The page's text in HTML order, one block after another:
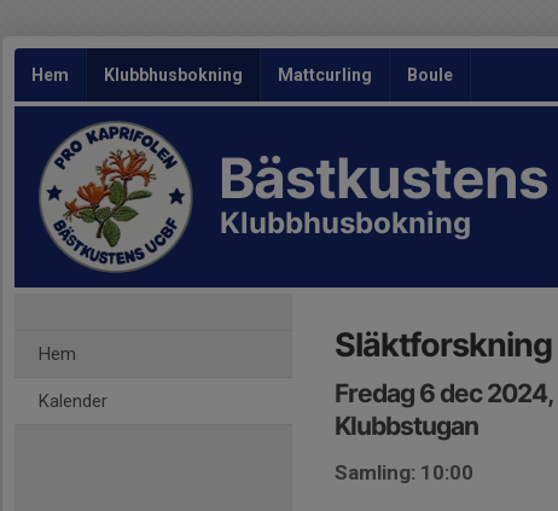
Hem Klubbhusbokning Mattcurling Boule
Bästkustens
Klubbhusbokning
Hem
Kalender
Släktforskning
Fredag 6 dec
Klubbstugan
Samling: 10:00